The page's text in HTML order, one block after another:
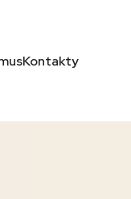
Kontakty